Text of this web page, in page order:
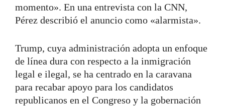
momento». En una entrevista con la CNN,
Pérez describió el anuncio como «alarmista».
Trump, cuya administración adopta un enfoque
de línea dura con respecto a la inmigración
legal e ilegal, se ha centrado en la caravana
para recabar apoyo para los candidatos
republicanos en el Congreso y la gobernación